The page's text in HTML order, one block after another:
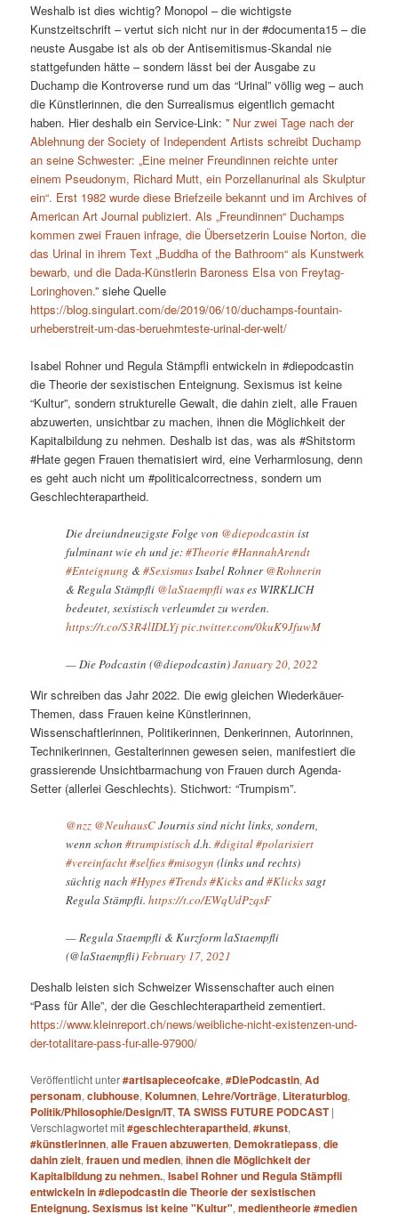
Weshalb ist dies wichtig? Monopol – die wichtigste
Kunstzeitschrift – vertut sich nicht nur in der #documenta15 – die
neuste Ausgabe ist als ob der Antisemitismus-Skandal nie
stattgefunden hätte – sondern lässt bei der Ausgabe zu
Duchamp die Kontroverse rund um das “Urinal” völlig weg – auch
die Künstlerinnen, die den Surrealismus eigentlich gemacht
haben. Hier deshalb ein Service-Link: ” Nur zwei Tage nach der
Ablehnung der Society of Independent Artists schreibt Duchamp
an seine Schwester: „Eine meiner Freundinnen reichte unter
einem Pseudonym, Richard Mutt, ein Porzellanurinal als Skulptur
ein“. Erst 1982 wurde diese Briefzeile bekannt und im Archives of
American Art Journal publiziert. Als „Freundinnen“ Duchamps
kommen zwei Frauen infrage, die Übersetzerin Louise Norton, die
das Urinal in ihrem Text „Buddha of the Bathroom“ als Kunstwerk
bewarb, und die Dada-Künstlerin Baroness Elsa von Freytag-
Loringhoven.” siehe Quelle
https://blog.singulart.com/de/2019/06/10/duchamps-fountain-
urheberstreit-um-das-beruehmteste-urinal-der-welt/
Isabel Rohner und Regula Stämpfli entwickeln in #diepodcastin
die Theorie der sexistischen Enteignung. Sexismus ist keine
“Kultur”, sondern strukturelle Gewalt, die dahin zielt, alle Frauen
abzuwerten, unsichtbar zu machen, ihnen die Möglichkeit der
Kapitalbildung zu nehmen. Deshalb ist das, was als #Shitstorm
#Hate gegen Frauen thematisiert wird, eine Verharmlosung, denn
es geht auch nicht um #politicalcorrectness, sondern um
Geschlechterapartheid.
Die dreiundneuzigste Folge von @diepodcastin ist
fulminant wie eh und je:#Theorie#HannahArendt
#Enteignung &#SexismusIsabel Rohner@Rohnerin
& Regula Stämpfli @laStaempfliwas es WIRKLICH
bedeutet, sexistisch verleumdet zu werden.
https://t.co/S3R4lIDLYjpic.twitter.com/0kuK9JfuwM
— Die Podcastin (@diepodcastin)January 20, 2022
Wir schreiben das Jahr 2022. Die ewig gleichen Wiederkäuer-
Themen, dass Frauen keine Künstlerinnen,
Wissenschaftlerinnen, Politikerinnen, Denkerinnen, Autorinnen,
Technikerinnen, Gestalterinnen gewesen seien, manifestiert die
grassierende Unsichtbarmachung von Frauen durch Agenda-
Setter (allerlei Geschlechts). Stichwort: “Trumpism”.
@nzz @NeuhausCJournis sind nicht links, sondern,
wenn schon#trumpistisch d.h.#digital#polarisiert
#vereinfacht#selfies#misogyn (links und rechts)
süchtig nach#Hypes#Trends#Kicksand#Klickssagt
Regula Stämpfli.https://t.co/EWqUdPzqsF
— Regula Staempfli & Kurzform laStaempfli
(@laStaempfli)February 17, 2021
Deshalb leisten sich Schweizer Wissenschafter auch einen
“Pass für Alle”, der die Geschlechterapartheid zementiert.
https://www.kleinreport.ch/news/weibliche-nicht-existenzen-und-
der-totalitare-pass-fur-alle-97900/
Veröffentlicht unter#artisapieceofcake,#DiePodcastin,Ad
personam,clubhouse,Kolumnen, Lehre/Vorträge, Literaturblog,
Politik/Philosophie/Design/IT,TA SWISS FUTURE PODCAST |
Verschlagwortet mit#geschlechterapartheid,#kunst,
#künstlerinnen,alle Frauen abzuwerten, Demokratiepass,die
dahin zielt,frauen und medien,ihnen die Möglichkeit der
Kapitalbildung zu nehmen.,Isabel Rohner und Regula Stämpfli
entwickeln in #diepodcastin die Theorie der sexistischen
Enteignung. Sexismus ist keine "Kultur",medientheorie #medien